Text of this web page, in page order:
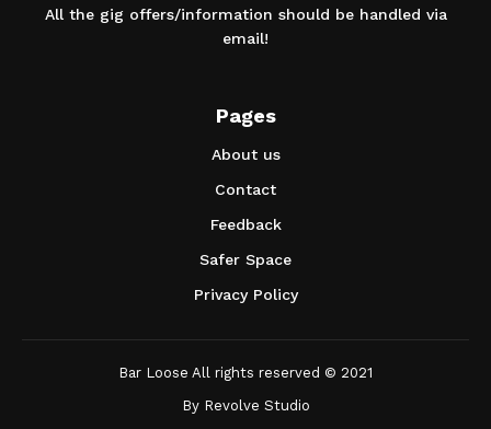
All the gig offers/information should be handled via
email!
Pages
About us
Contact
Feedback
Safer Space
Privacy Policy
Bar Loose All rights reserved © 2021
By Revolve Studio